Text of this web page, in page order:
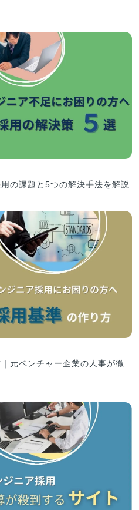
の課題と5つの解決手法を解説
元ベンチャー企業の人事が徹